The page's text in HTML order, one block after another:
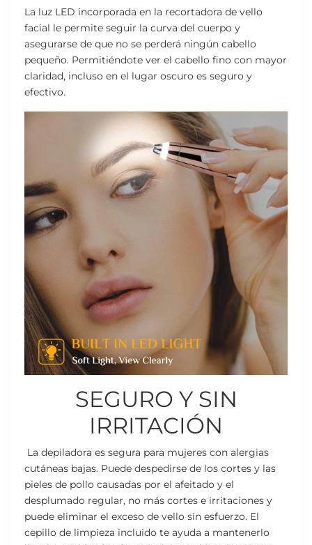
La luz LED incorporada en la recortadora de vello
facial le permite seguir la curva del cuerpo y
asegurarse de que no se perderá ningún cabello
pequeño. Permitiéndote ver el cabello fino con mayor
claridad, incluso en el lugar oscuro es seguro y
efectivo.
SEGURO Y SIN
IRRITACIÓN
La depiladora es segura para mujeres con alergias
cutáneas bajas. Puede despedirse de los cortes y las
pieles de pollo causadas por el afeitado y el
desplumado regular, no más cortes e irritaciones y
puede eliminar el exceso de vello sin esfuerzo. El
cepillo de limpieza incluido te ayuda a mantenerlo